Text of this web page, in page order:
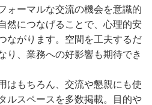
ォーマルな交流の機会を意識的
然につなげることで、心理的安
ながります。空間を工夫するだ
り、業務への好影響も期待でき
はもちろん、交流や懇親にも使
ルスペースを多数掲載。目的や